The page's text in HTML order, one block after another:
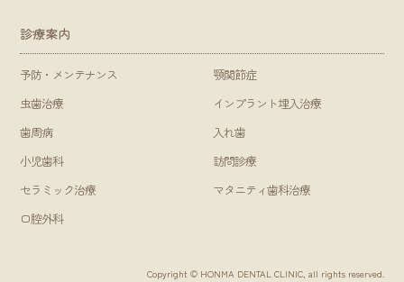
診療案内
予防・メンテナンス
虫歯治療
歯周病
小児歯科
セラミック治療
口腔外科
顎関節症
インプラント埋入治療
入れ歯
訪問診療
マタニティ歯科治療
Copyright © HONMA DENTAL CLINIC, all rights reserved.